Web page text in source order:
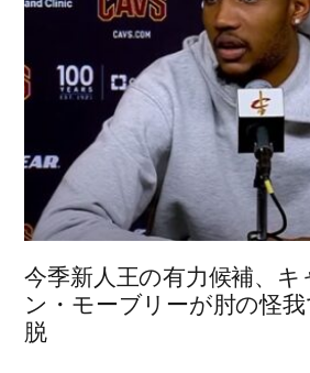
今季新人王の有力候補、
ン・モーブリーが肘の怪
脱